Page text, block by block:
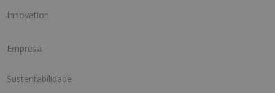
Innovation
Empresa
Sustentabilidade